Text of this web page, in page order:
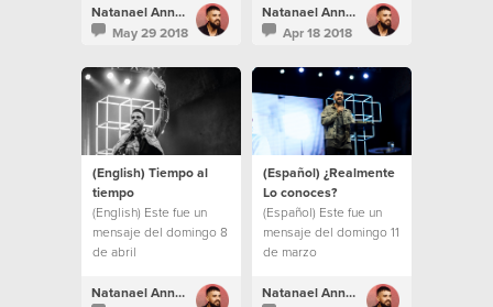
Natanael Annacondia
May 29 2018
Natanael Annacondia
Apr 18 2018
(English) Tiempo al
tiempo
(English) Este fue un
mensaje del domingo 8
de abril
Natanael Annacondia
(Español) ¿Realmente
Lo conoces?
(Español) Este fue un
mensaje del domingo 11
de marzo
Natanael Annacondia